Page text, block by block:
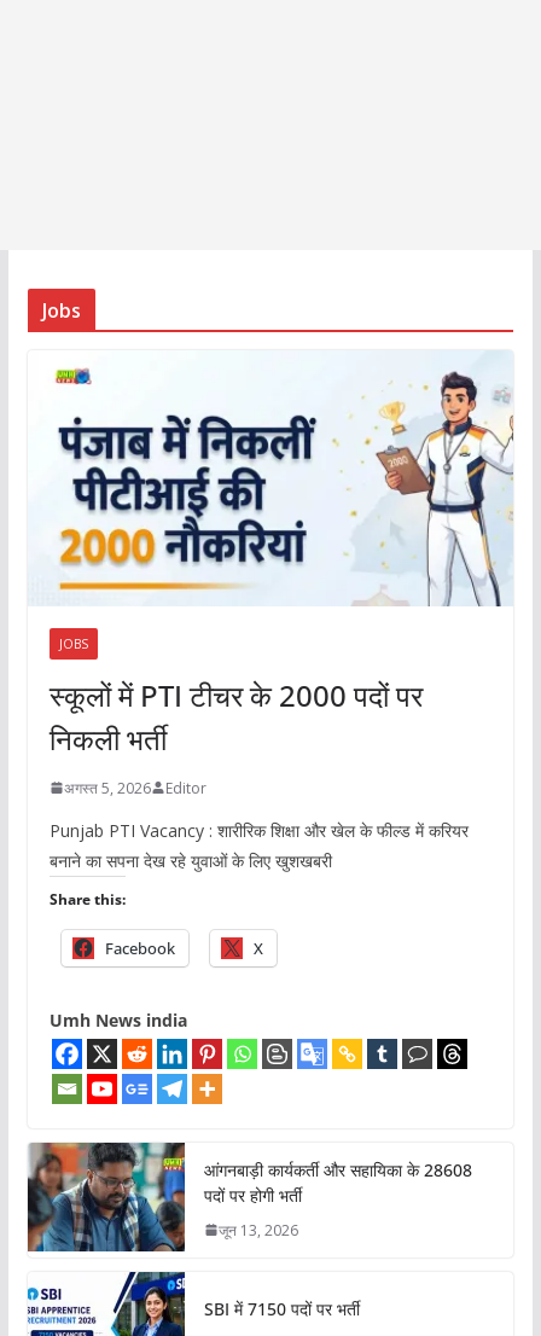
Jobs
JOBS
स्कूलों में PTI टीचर के 2000 पदों पर
निकली भर्ती
अगस्त 5, 2026 Editor
Punjab PTI Vacancy : शारीरिक शिक्षा और खेल के फील्ड में करियर
बनाने का सपना देख रहे युवाओं के लिए खुशखबरी
Share this:
Facebook X
Umh News india
आंगनबाड़ी कार्यकर्ती और सहायिका के 28608
पदों पर होगी भर्ती
जून 13, 2026
SBI में 7150 पदों पर भर्ती